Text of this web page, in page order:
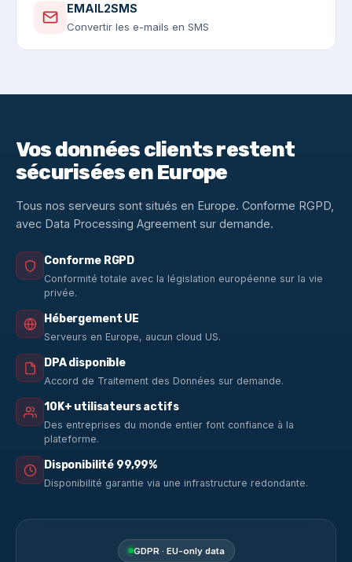
EMAIL2SMS
Convertir les e-mails en SMS
Vos données clients restent
sécurisées en Europe
Tous nos serveurs sont situés en Europe. Conforme RGPD,
avec Data Processing Agreement sur demande.
Conforme RGPD
Conformité totale avec la législation européenne sur la vie
privée.
Hébergement UE
Serveurs en Europe, aucun cloud US.
DPA disponible
Accord de Traitement des Données sur demande.
10K+ utilisateurs actifs
Des entreprises du monde entier font confiance à la
plateforme.
Disponibilité 99,99%
Disponibilité garantie via une infrastructure redondante.
GDPR · EU-only data